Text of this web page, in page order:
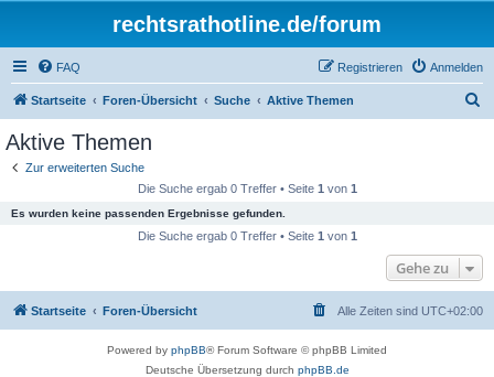
rechtsrathotline.de/forum
FAQ Anmelden
Registrieren
Startseite Foren-Übersicht Suche Aktive Themen
Aktive Themen
Zur erweiterten Suche
Die Suche ergab 0 Treffer • Seite 1 von 1
Es wurden keine passenden Ergebnisse gefunden.
Die Suche ergab 0 Treffer • Seite 1 von 1
Gehe zu
Startseite Foren-Übersicht Alle Zeiten sind UTC+02:00
Powered by phpBB® Forum Software © phpBB Limited
Deutsche Übersetzung durch phpBB.de